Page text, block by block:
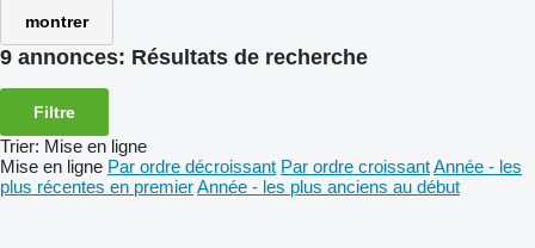
montrer
9 annonces: Résultats de recherche
Filtre
Trier: Mise en ligne
Mise en ligne Par ordre décroissant Par ordre croissantAnnée - les
plus récentes en premierAnnée - les plus anciens au début